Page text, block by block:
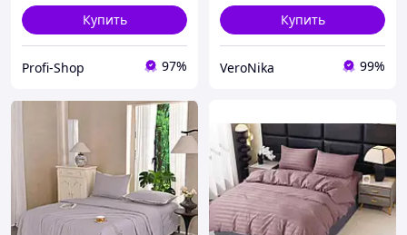
Купить
Profi-Shop 97%
Купить
VeroNika 99%